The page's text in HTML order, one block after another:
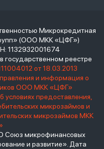
Микрокредитная
(ООО МКК «ЦФГ»)
1132932001674
государственном реестре
от 18.03.2013
и информация о
ООО МКК «ЦФГ»
предоставления,
микрозаймов и
микрозаймов МКК
Союз микрофинансовых
и развитие». Дата